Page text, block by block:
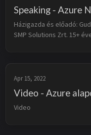
Speaking - Azure
Házigazda és előadó:
SMP Solutions Zrt. 15+
Apr 15, 2022
Video - Azure
Video